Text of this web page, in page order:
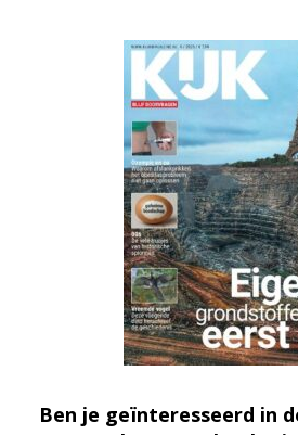
Ben je geïnteresseerd in